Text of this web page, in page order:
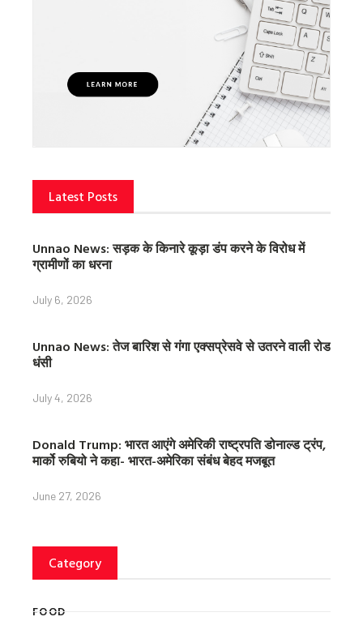
Latest Posts
Unnao News: सड़क के किनारे कूड़ा डंप करने के विरोध में
ग्रामीणों का धरना
July 6, 2026
Unnao News: तेज बारिश से गंगा एक्सप्रेसवे से उतरने वाली रोड
धंसी
July 4, 2026
Donald Trump: भारत आएंगे अमेरिकी राष्ट्रपति डोनाल्ड ट्रंप,
मार्को रुबियो ने कहा- भारत-अमेरिका संबंध बेहद मजबूत
June 27, 2026
Category
FOOD